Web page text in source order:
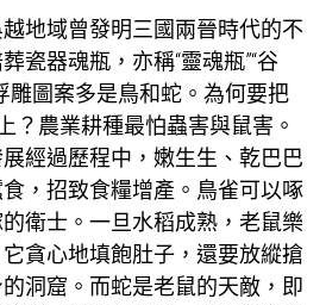
地域曾發明三國兩晉時代的不
瓷器魂瓶，亦稱“靈魂瓶”“谷
雕圖案多是鳥和蛇。為何要把
？農業耕種最怕蟲害與鼠害。
經過歷程中，嫩生生、乾巴巴
，招致食糧增產。鳥雀可以啄
衛士。一旦水稻成熟，老鼠樂
貪心地填飽肚子，還要放縱搶
洞窟。而蛇是老鼠的天敵，即